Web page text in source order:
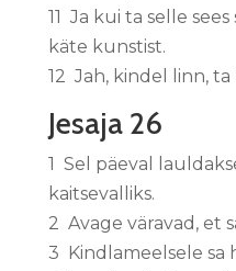
11 Ja kui ta selle
käte kunstist.
12 Jah, kindel linn,
Jesaja 26
1 Sel päeval
kaitsevalliks.
2 Avage väravad, et
3 Kindlameelsele sa